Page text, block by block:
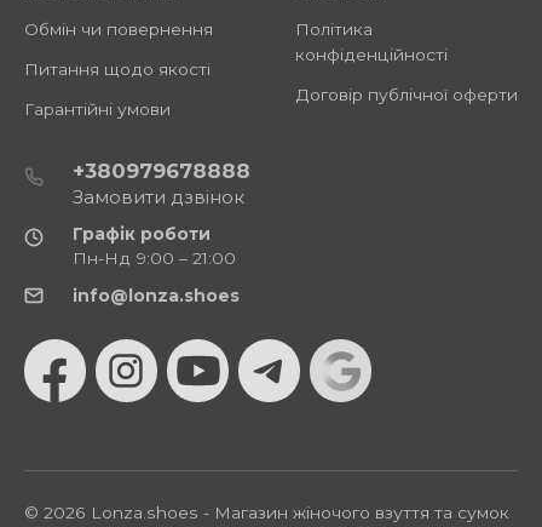
Обмін чи повернення
Питання щодо якості
Гарантійні умови
Політика
конфіденційності
Договір публічної оферти
+380979678888
Замовити дзвінок
Графік роботи
Пн-Нд 9:00 – 21:00
info@lonza.shoes
© 2026 Lonza.shoes - Магазин жіночого взуття та сумок